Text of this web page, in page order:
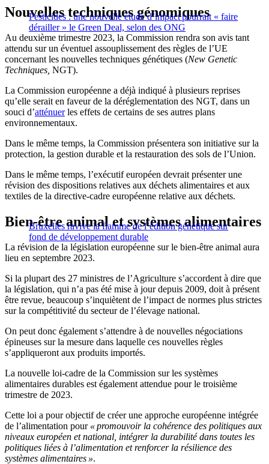
Pesticides : une nouvelle étude d’impact pourrait « faire
dérailler » le Green Deal, selon des ONG
Nouvelles techniques génomiques
Au deuxième trimestre 2023, la Commission rendra son avis tant
attendu sur un éventuel assouplissement des règles de l’UE
concernant les nouvelles techniques génétiques (New Genetic
Techniques, NGT).
La Commission européenne a déjà indiqué à plusieurs reprises
qu’elle serait en faveur de la déréglementation des NGT, dans un
souci d’atténuerles effets de certains de ses autres plans
environnementaux.
Dans le même temps, la Commission présentera son initiative sur la
protection, la gestion durable et la restauration des sols de l’Union.
Dans le même temps, l’exécutif européen devrait présenter une
révision des dispositions relatives aux déchets alimentaires et aux
textiles de la directive-cadre européenne relative aux déchets.
Bruxelles ravive la flamme de l’édition génétique sur
fond de développement durable
Bien-être animal et systèmes alimentaires
La révision de la législation européenne sur le bien-être animal aura
lieu en septembre 2023.
Si la plupart des 27 ministres de l’Agriculture s’accordent à dire que
la législation, qui n’a pas été mise à jour depuis 2009, doit à présent
être revue, beaucoup s’inquiètent de l’impact de normes plus strictes
sur la compétitivité du secteur de l’élevage national.
On peut donc également s’attendre à de nouvelles négociations
épineuses sur la mesure dans laquelle ces nouvelles règles
s’appliqueront aux produits importés.
La nouvelle loi-cadre de la Commission sur les systèmes
alimentaires durables est également attendue pour le troisième
trimestre de 2023.
Cette loi a pour objectif de créer une approche européenne intégrée
de l’alimentation pour« promouvoir la cohérence des politiques aux
niveaux européen et national, intégrer la durabilité dans toutes les
politiques liées à l’alimentation et renforcer la résilience des
systèmes alimentaires ».